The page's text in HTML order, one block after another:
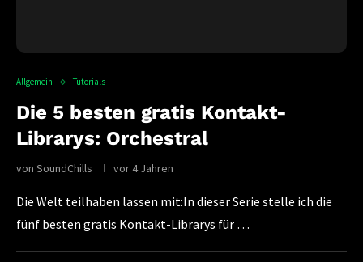
Allgemein Tutorials
Die 5 besten gratis Kontakt-
Librarys: Orchestral
von SoundChills vor 4 Jahren
Die Welt teilhaben lassen mit:In dieser Serie stelle ich die
fünf besten gratis Kontakt-Librarys für …